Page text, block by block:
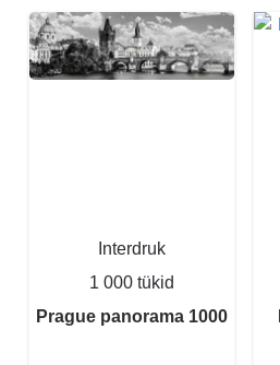
Interdruk
1 000 tükid
Prague panorama 1000